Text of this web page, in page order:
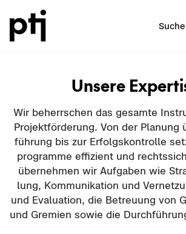
Suche
Un­se­re
Wir be­herr­schen das ge­sam­te
Pro­jekt­för­de­rung. Von der
füh­rung bis zur Er­folgs­kon­trol­le
pro­gram­me ef­fi­zi­ent und
über­neh­men wir Auf­ga­ben wie
lung, Kom­mu­ni­ka­ti­on und
und Eva­lua­ti­on, die Be­treu­ung von
und Gre­mi­en sowie die